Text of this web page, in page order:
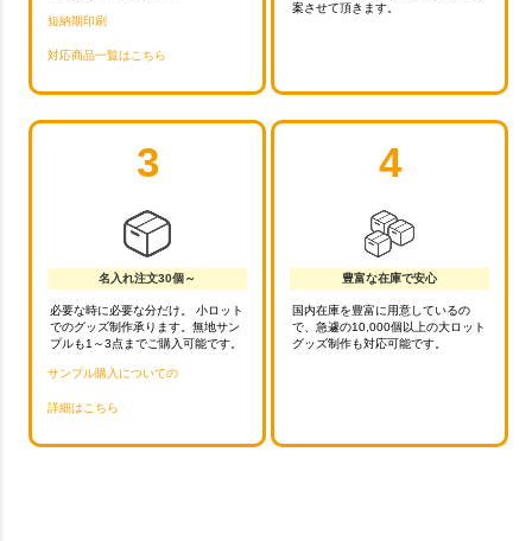
短納期印刷
対応商品一覧はこちら
案させて頂きます。
3
名入れ注文30個～
必要な時に必要な分だけ。 小ロット
でのグッズ制作承ります。無地サン
プルも1～3点までご購入可能です。
サンプル購入についての
詳細はこちら
4
豊富な在庫で安心
国内在庫を豊富に用意しているの
で、急遽の10,000個以上の大ロット
グッズ制作も対応可能です。